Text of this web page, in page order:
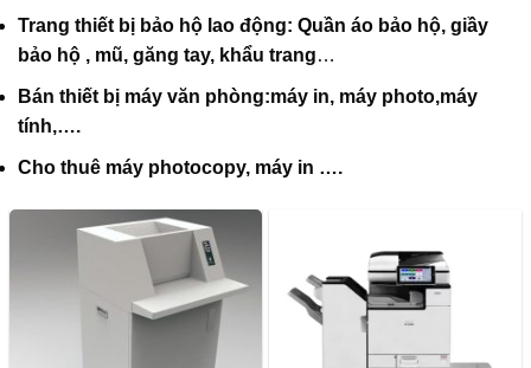
Trang thiết bị bảo hộ lao động: Quần áo bảo hộ, giầy
bảo hộ , mũ, găng tay, khẩu trang…
Bán thiết bị máy văn phòng:máy in, máy photo,máy
tính,….
Cho thuê máy photocopy, máy in ….